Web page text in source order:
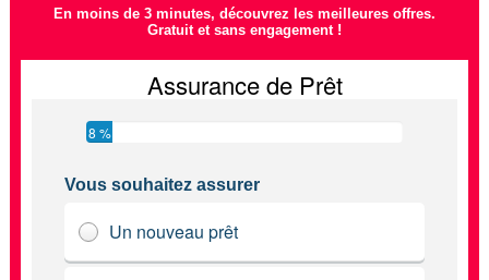
En moins de 3 minutes, découvrez les meilleures offres.
Gratuit et sans engagement !